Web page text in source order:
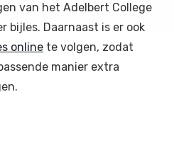
van het Adelbert College
bijles. Daarnaast is er ook
online te volgen, zodat
manier extra